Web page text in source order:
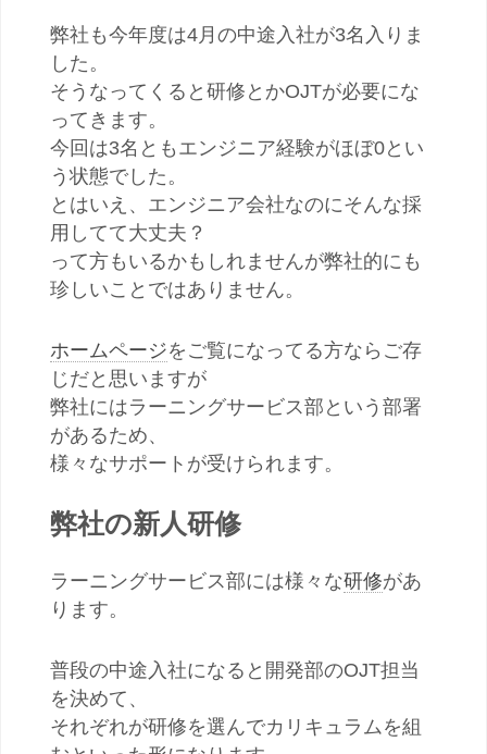
弊社も今年度は4月の中途入社が3名入りま
した。
そうなってくると研修とかOJTが必要にな
ってきます。
今回は3名ともエンジニア経験がほぼ0とい
う状態でした。
とはいえ、エンジニア会社なのにそんな採
用してて大丈夫？
って方もいるかもしれませんが弊社的にも
珍しいことではありません。
ホームページをご覧になってる方ならご存
じだと思いますが
弊社にはラーニングサービス部という部署
があるため、
様々なサポートが受けられます。
弊社の新人研修
ラーニングサービス部には様々な研修があ
ります。
普段の中途入社になると開発部のOJT担当
を決めて、
それぞれが研修を選んでカリキュラムを組